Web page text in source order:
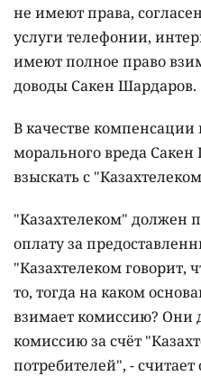
не имеют права,
услуги телефонии,
имеют полное право
доводы Сакен Шардаров.
В качестве
морального вреда
взыскать с
"Казахтелеком" должен
оплату за
"Казахтелеком говорит,
то, тогда на каком
взимает комиссию? Они
комиссию за счёт
потребителей", - считает